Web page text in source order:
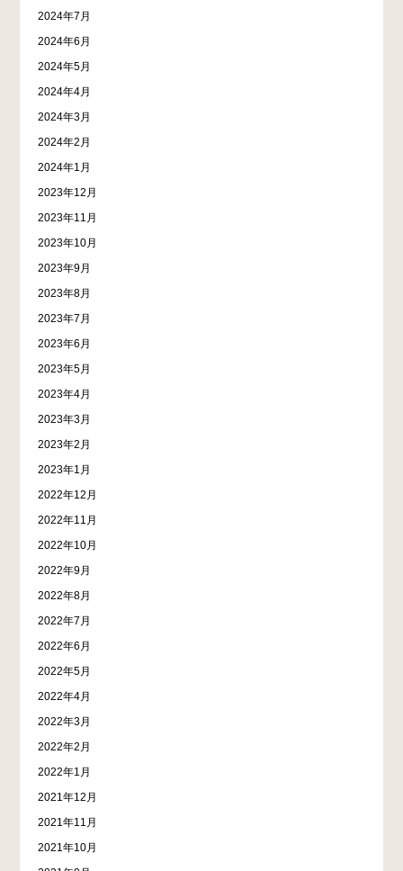
2024年7月
2024年6月
2024年5月
2024年4月
2024年3月
2024年2月
2024年1月
2023年12月
2023年11月
2023年10月
2023年9月
2023年8月
2023年7月
2023年6月
2023年5月
2023年4月
2023年3月
2023年2月
2023年1月
2022年12月
2022年11月
2022年10月
2022年9月
2022年8月
2022年7月
2022年6月
2022年5月
2022年4月
2022年3月
2022年2月
2022年1月
2021年12月
2021年11月
2021年10月